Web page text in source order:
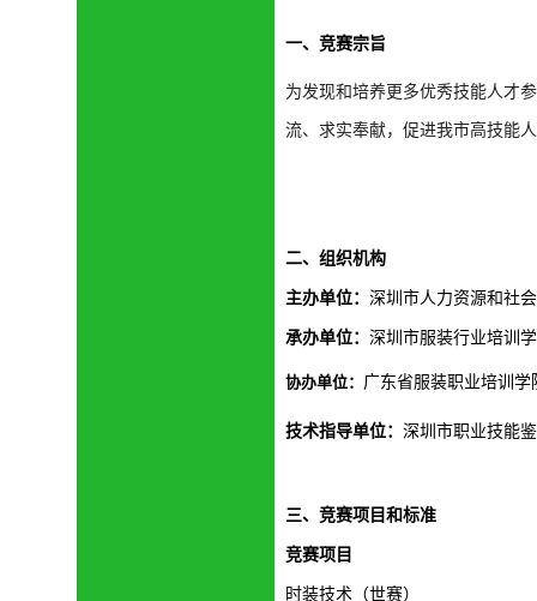
一、 竞赛宗旨
为发现和培养更多优秀技能人才
流、求实奉献，促进我市高技能
二、 组织机构
主办单位： 深圳市人力资源和社
承办单位： 深圳市服装行业培训
协办单位： 广东省服装职业培训学
技术指导单位： 深圳市职业技能
三、 竞赛项目和标准
竞赛项目
时装技术（世赛）